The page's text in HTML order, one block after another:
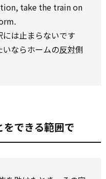
take the trainon
は止まらないです
ならホームの反対側
できる範囲で